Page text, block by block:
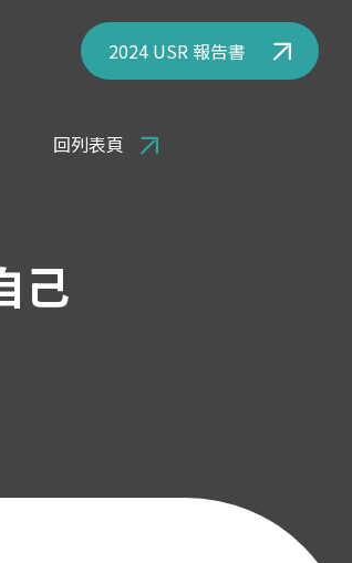
2024 USR 報告書
回列表頁
己